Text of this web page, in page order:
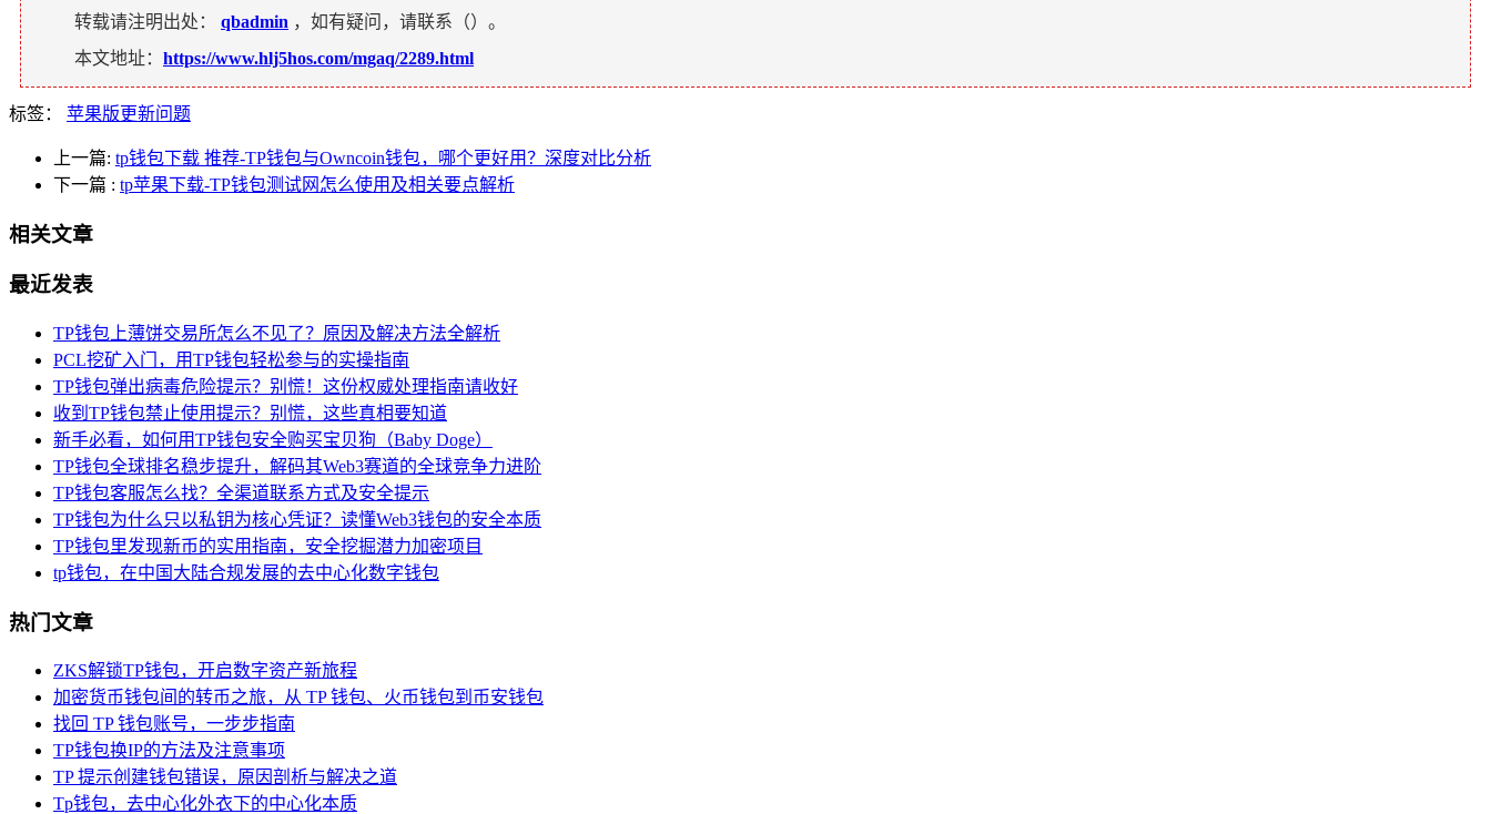
转载请注明出处： qbadmin ，如有疑问，请联系（）。
本文地址： https://www.hlj5hos.com/mgaq/2289.html
标签： 苹果版更新问题
上一篇: tp钱包下载 推荐-TP钱包与Owncoin钱包，哪个更好用？深度对比分析
下一篇 : tp苹果下载-TP钱包测试网怎么使用及相关要点解析
相关文章
最近发表
TP钱包上薄饼交易所怎么不见了？原因及解决方法全解析
PCL挖矿入门，用TP钱包轻松参与的实操指南
TP钱包弹出病毒危险提示？别慌！这份权威处理指南请收好
收到TP钱包禁止使用提示？别慌，这些真相要知道
新手必看，如何用TP钱包安全购买宝贝狗（Baby Doge）
TP钱包全球排名稳步提升，解码其Web3赛道的全球竞争力进阶
TP钱包客服怎么找？全渠道联系方式及安全提示
TP钱包为什么只以私钥为核心凭证？读懂Web3钱包的安全本质
TP钱包里发现新币的实用指南，安全挖掘潜力加密项目
tp钱包，在中国大陆合规发展的去中心化数字钱包
热门文章
ZKS解锁TP钱包，开启数字资产新旅程
加密货币钱包间的转币之旅，从 TP 钱包、火币钱包到币安钱包
找回 TP 钱包账号，一步步指南
TP钱包换IP的方法及注意事项
TP 提示创建钱包错误，原因剖析与解决之道
Tp钱包，去中心化外衣下的中心化本质